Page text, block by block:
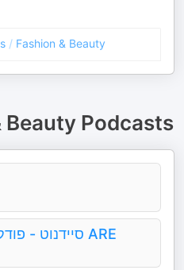
/ Fashion & Beauty
BeautyPodcasts
סיידנוט - פודקאסט מבית מגזין ARE